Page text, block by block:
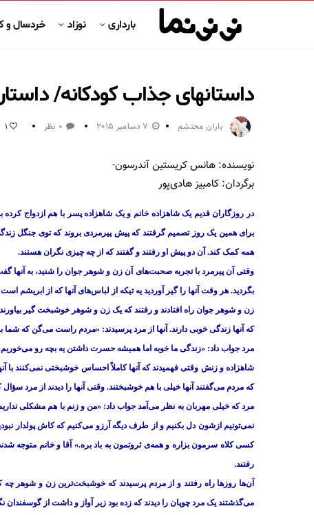
بارداری نوزاد خردسال و
داستانهای جذاب کودکانه/
باران محتشم 7 دسامبر 2015 0 نظر 1
نویسنده: هانس کریستین آندرسون-
برگردان: کامبیز هادی‌پور
در روزگاران قدیم یک شاهزاده خانم و یک شاهزاده پسر با هم ازدواج
برای همین یک روز تصمیم گرفتند که پیش پیرمردی بروند که توی جنگل
همه کمک کند. آن دو پیش او رفتند و گفتند که از چه چیزی نگران هستند.
وقتی آن پیرمرد با تجربه صحبت‌های آن زن و شوهر جوان را شنید، به آنها
بگردید. هر وقت آنها را گیر آوردید یه تیکه از لباس‌های آنها که از
زن و شوهر جوان راه افتادند و رفتند که یک زن و شوهر خوشبخت گیر
که آنها زندگی خوبی دارند. آنها از مرد پرسیدند: «مردم راست می‌گن که شما
مرد جواب داد: «زندگی ما خوبه اما همیشه حسرت داشتن یه بچه رو
شاهزاده و زنش وقتی فهمیدند که آنها کاملاً احساس خوشبختی نمی‌کنند با
که مردم می‌گفتند آنها خیلی با هم خوشبختند. وقتی آنها را دیدند از مرد
مرد که خیلی مهربان به نظر می‌آمد جواب داد: «من و زنم با هم مشکلی
نمی‌تونیم ازشون دل بکنیم و از طرف دیگه آرزو می‌کنیم که کاش
کسی کلاه سرمون بزاره و همه‌ی ثروتمون به باد بره.» آقا و خانم متوجه
رفتند.
آن‌ها روزها راه رفتند و از مردم پرسیدند که خوشبخت‌ترین زن و شوهر
می‌گذشتند یک مرد چوپان را دیدند که زده بود زیر آواز و داشت از گوسفندان